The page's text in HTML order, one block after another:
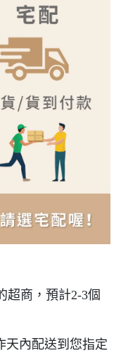
超商，預計2-3個
天內配送到您指定